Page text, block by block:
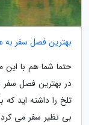
بهترین فصل سفر به
حتما شما هم با این
در بهترین فصل
تلخ را داشته اید
بی نظیر سفر می